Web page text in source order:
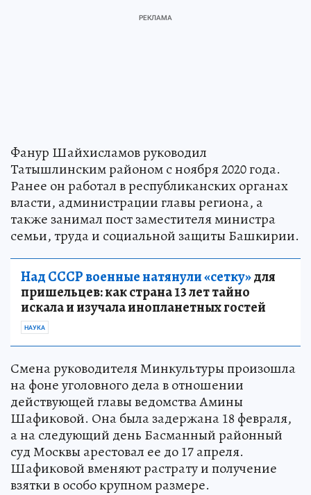
Фанур Шайхисламов руководил
Татышлинским районом с ноября 2020 года.
Ранее он работал в республиканских органах
власти, администрации главы региона, а
также занимал пост заместителя министра
семьи, труда и социальной защиты Башкирии.
Над СССР военные натянули «сетку»для
пришельцев: как страна 13 лет тайно
искала и изучала инопланетных гостей
НАУКА
Смена руководителя Минкультуры произошла
на фоне уголовного дела в отношении
действующей главы ведомства Амины
Шафиковой. Она была задержана 18 февраля,
а на следующий день Басманный районный
суд Москвы арестовал ее до 17 апреля.
Шафиковой вменяют растрату и получение
взятки в особо крупном размере.